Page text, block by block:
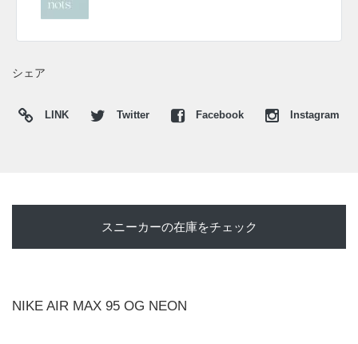
シェア
LINK Twitter Facebook Instagram
スニーカーの在庫をチェック
NIKE AIR MAX 95 OG NEON